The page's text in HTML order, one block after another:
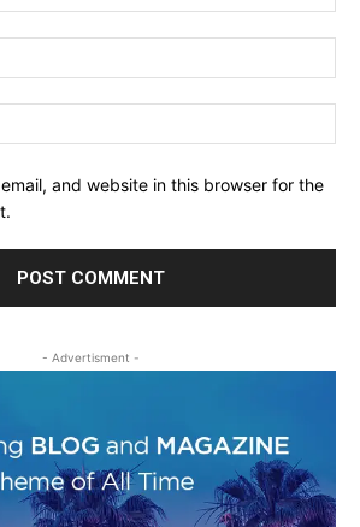
and website in this browser for the
- Advertisment -